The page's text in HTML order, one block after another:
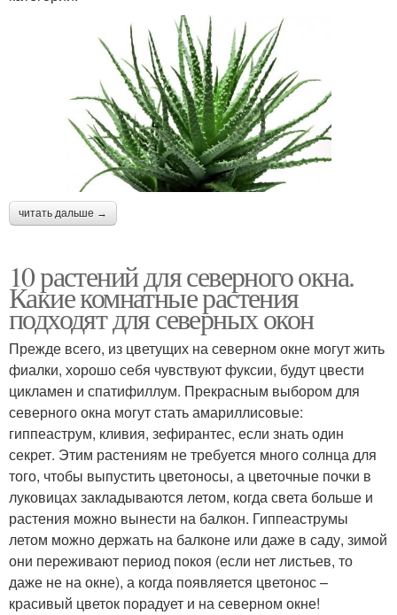
читать дальше →
10 растений для северного окна.
Какие комнатные растения
подходят для северных окон
Прежде всего, из цветущих на северном окне могут жить
фиалки, хорошо себя чувствуют фуксии, будут цвести
цикламен и спатифиллум. Прекрасным выбором для
северного окна могут стать амариллисовые:
гиппеаструм, кливия, зефирантес, если знать один
секрет. Этим растениям не требуется много солнца для
того, чтобы выпустить цветоносы, а цветочные почки в
луковицах закладываются летом, когда света больше и
растения можно вынести на балкон. Гиппеаструмы
летом можно держать на балконе или даже в саду, зимой
они переживают период покоя (если нет листьев, то
даже не на окне), а когда появляется цветонос –
красивый цветок порадует и на северном окне!